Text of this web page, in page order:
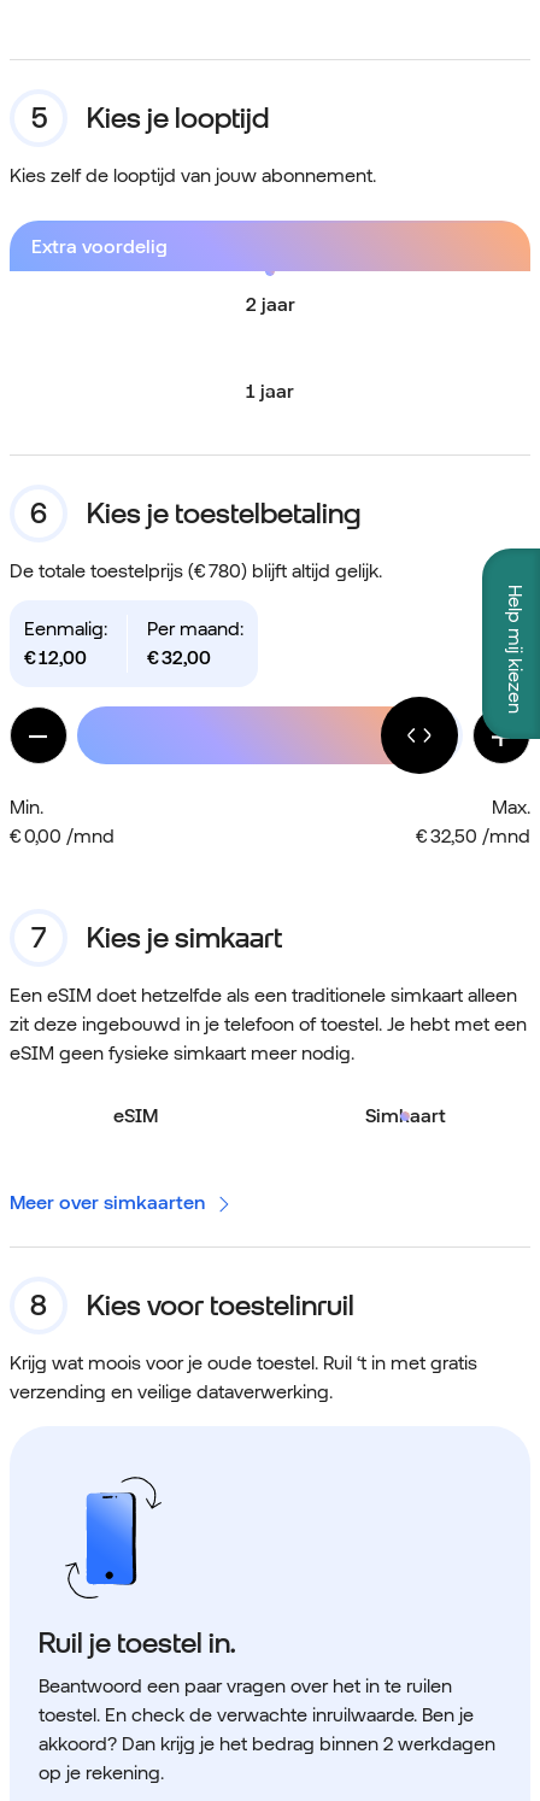
Kies je looptijd
Kies zelf de looptijd van jouw abonnement.
Extra voordelig
2 jaar
1 jaar
Kies je toestelbetaling
De totale toestelprijs (€ 780) blijft altijd gelijk.
Eenmalig:
€12,00
Per maand:
€32,00
Min.
€ 0,00 /mnd
Max.
€ 32,50 /mnd
Kies je simkaart
Een eSIM doet hetzelfde als een traditionele simkaart alleen
zit deze ingebouwd in je telefoon of toestel. Je hebt met een
eSIM geen fysieke simkaart meer nodig.
eSIM Simkaart
Meer over simkaarten
Kies voor toestelinruil
Krijg wat moois voor je oude toestel. Ruil ‘t in met gratis
verzending en veilige dataverwerking.
Ruil je toestel in.
Beantwoord een paar vragen over het in te ruilen
toestel. En check de verwachte inruilwaarde. Ben je
akkoord? Dan krijg je het bedrag binnen 2 werkdagen
op je rekening.
Help mij kiezen